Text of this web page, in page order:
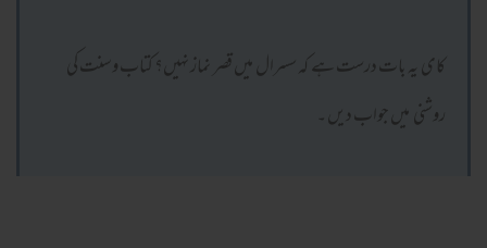
کای یہ بات درست ہے کہ سسرال میں قصر نماز نہیں؟ کتاب وسنت کی
روشنی میں جواب دیں ۔